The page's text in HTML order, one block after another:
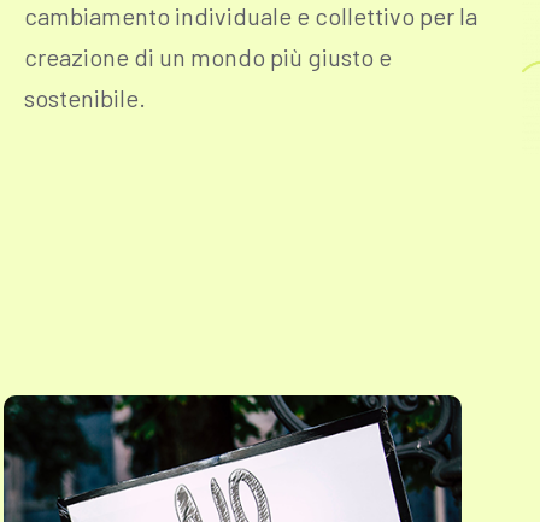
cambiamento individuale e collettivo per la
creazione di un mondo più giusto e
sostenibile.